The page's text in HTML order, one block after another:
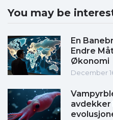
You may be
En
Endre
Økonomi
December